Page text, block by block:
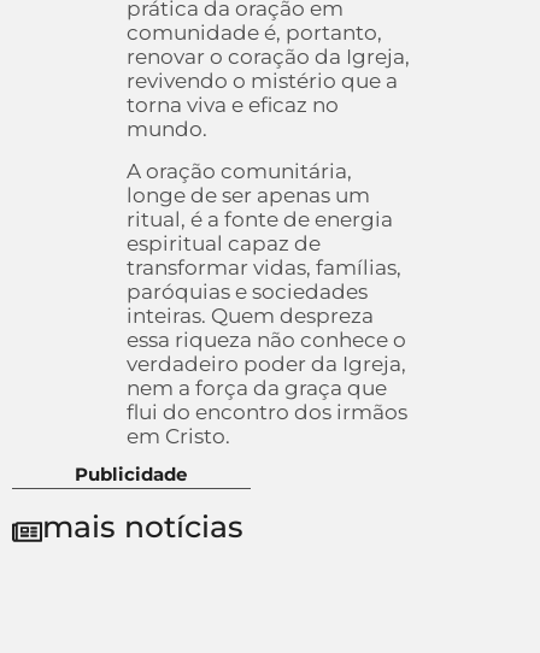
prática da oração em
comunidade é, portanto,
renovar o coração da Igreja,
revivendo o mistério que a
torna viva e eficaz no
mundo.
A oração comunitária,
longe de ser apenas um
ritual, é a fonte de energia
espiritual capaz de
transformar vidas, famílias,
paróquias e sociedades
inteiras. Quem despreza
essa riqueza não conhece o
verdadeiro poder da Igreja,
nem a força da graça que
flui do encontro dos irmãos
em Cristo.
Publicidade
mais notícias